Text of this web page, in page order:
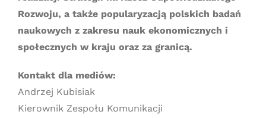
Rozwoju, a także popularyzacją polskich badań
naukowych z zakresu nauk ekonomicznych i
społecznych w kraju oraz za granicą.
Kontakt dla mediów:
Andrzej Kubisiak
Kierownik Zespołu Komunikacji